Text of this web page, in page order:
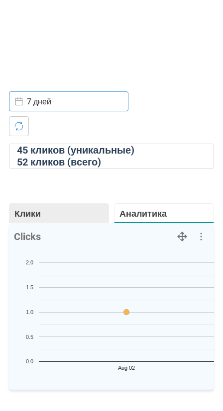
45кликов (уникальные)
52кликов (всего)
7 дней
Клики Аналитика
Clicks
Aug 02
0.0
0.5
1.0
1.5
2.0